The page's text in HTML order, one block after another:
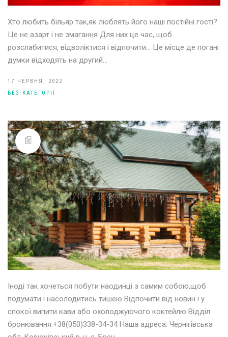
Хто любить більяр так,як люблять його наші постійні гості?
Це не азарт і не змагання Для них це час, щоб
розслабитися, відволіктися і відпочити… Це місце де погані
думки відходять на другий…
17 ЧЕРВНЯ, 2022
БЕЗ КАТЕГОРІЇ
Іноді так хочеться побути наодинці з самим собою,щоб
подумати і насолодитись тишею Відпочити від новин і у
спокої випити кави або охолоджуючого коктейлю Відділ
бронювання:+38(050)338-34-34 Наша адреса: Чернігівська